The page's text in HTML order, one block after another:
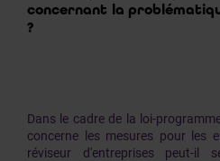
concernant la
?
Dans le cadre de la loi-
concerne les mesures pour les
réviseur d'entreprises peut-il